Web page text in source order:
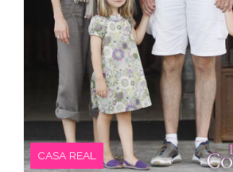
CASA REAL